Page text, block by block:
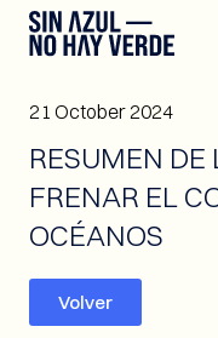
21 October 2024
RESUMEN DE
FRENAR EL
OCÉANOS
Volver